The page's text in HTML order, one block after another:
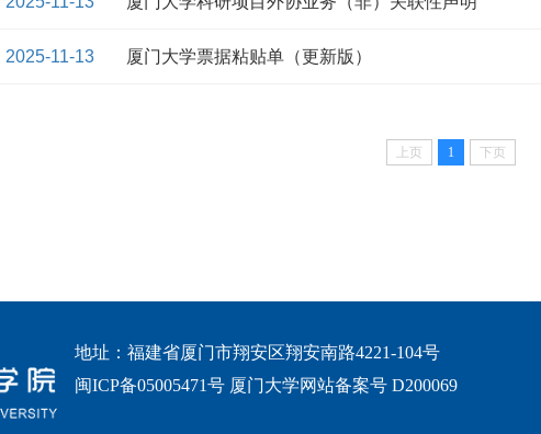
2025-11-13 厦门大学票据粘贴单（更新版）
上页 1 下页
地址：福建省厦门市翔安区翔安南路4221-104号
闽ICP备05005471号 厦门大学网站备案号 D200069